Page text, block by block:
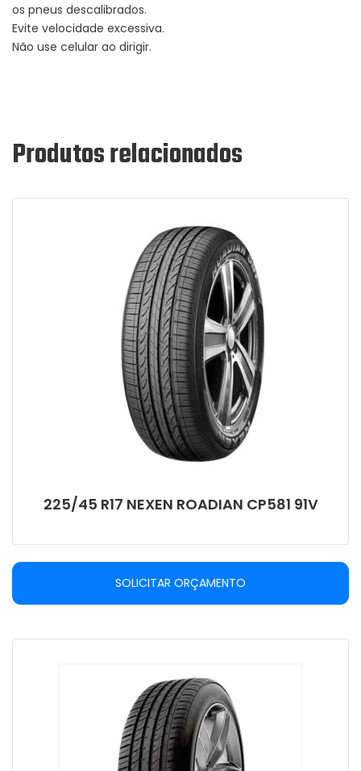
os pneus descalibrados.
Evite velocidade excessiva.
Não use celular ao dirigir.
Produtos relacionados
225/45 R17 NEXEN ROADIAN CP581 91V
SOLICITAR ORÇAMENTO